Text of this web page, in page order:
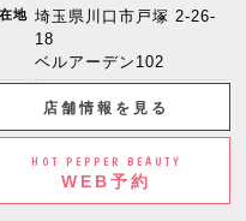
地 埼玉県川口市戸塚 2-26-
18
ベルアーデン102
店舗情報を見る
HOT PEPPER BEAUTY
WEB予約